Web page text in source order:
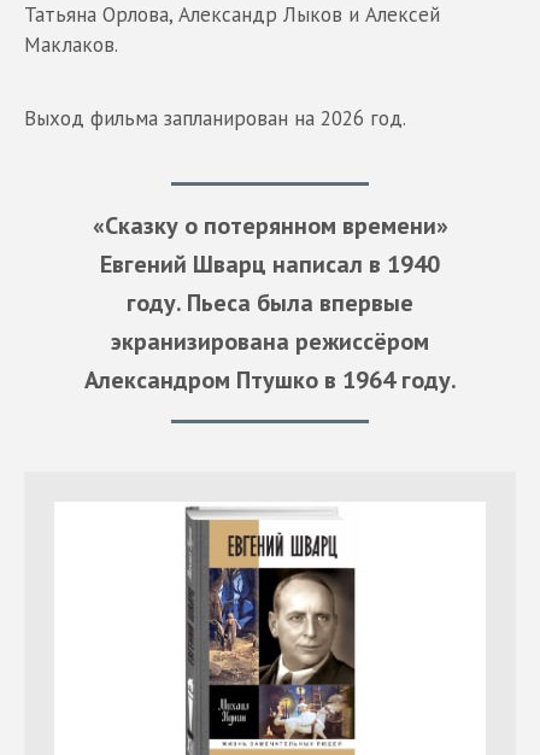
Татьяна Орлова, Александр Лыков и Алексей
Маклаков.
Выход фильма запланирован на 2026 год.
«Сказку о потерянном времени»
Евгений Шварц написал в 1940
году. Пьеса была впервые
экранизирована режиссёром
Александром Птушко в 1964 году.